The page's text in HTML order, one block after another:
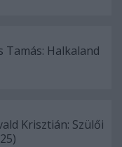
Tamás: Halkaland
Krisztián: Szülői